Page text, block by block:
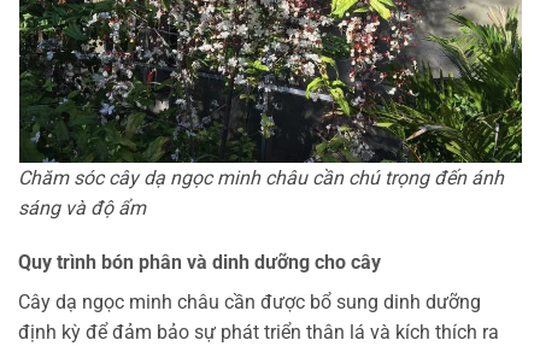
Chăm sóc cây dạ ngọc minh châu cần chú trọng đến ánh
sáng và độ ẩm
Quy trình bón phân và dinh dưỡng cho cây
Cây dạ ngọc minh châu cần được bổ sung dinh dưỡng
định kỳ để đảm bảo sự phát triển thân lá và kích thích ra